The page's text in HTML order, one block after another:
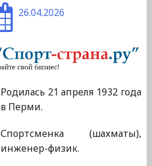
26.04.2026
Родилась 21 апреля 1932 года
в Перми.
Спортсменка (шахматы),
инженер-физик.